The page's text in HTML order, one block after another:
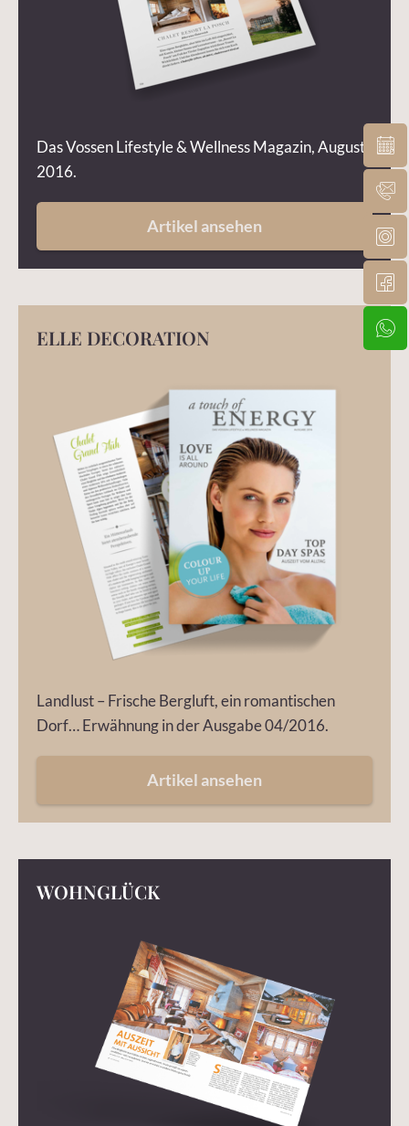
Das Vossen Lifestyle & Wellness Magazin, August
2016.
Artikel ansehen
ELLE DECORATION
Landlust – Frische Bergluft, ein romantischen
Dorf… Erwähnung in der Ausgabe 04/2016.
Artikel ansehen
WOHNGLÜCK